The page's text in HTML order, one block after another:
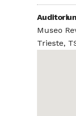
Museo
Trieste,